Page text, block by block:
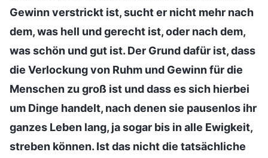
Gewinn verstrickt ist, sucht er nicht mehr nach
dem, was hell und gerecht ist, oder nach dem,
was schön und gut ist. Der Grund dafür ist, dass
die Verlockung von Ruhm und Gewinn für die
Menschen zu groß ist und dass es sich hierbei
um Dinge handelt, nach denen sie pausenlos ihr
ganzes Leben lang, ja sogar bis in alle Ewigkeit,
streben können. Ist das nicht die tatsächliche